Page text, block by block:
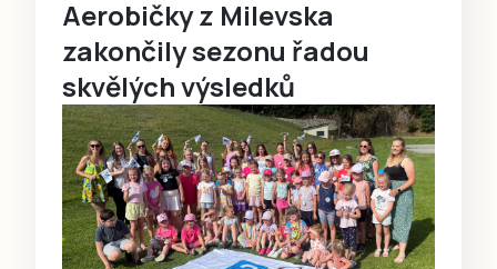
Aerobičky z Milevska
zakončily sezonu řadou
skvělých výsledků